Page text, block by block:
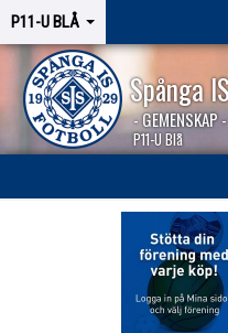
P11-U BLÅ
Spånga
- GEMENSKAP
P11-U Blå